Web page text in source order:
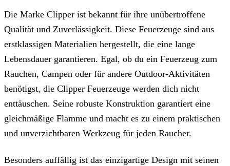
Die Marke Clipper ist bekannt für ihre unübertroffene
Qualität und Zuverlässigkeit. Diese Feuerzeuge sind aus
erstklassigen Materialien hergestellt, die eine lange
Lebensdauer garantieren. Egal, ob du ein Feuerzeug zum
Rauchen, Campen oder für andere Outdoor-Aktivitäten
benötigst, die Clipper Feuerzeuge werden dich nicht
enttäuschen. Seine robuste Konstruktion garantiert eine
gleichmäßige Flamme und macht es zu einem praktischen
und unverzichtbaren Werkzeug für jeden Raucher.
Besonders auffällig ist das einzigartige Design mit seinen